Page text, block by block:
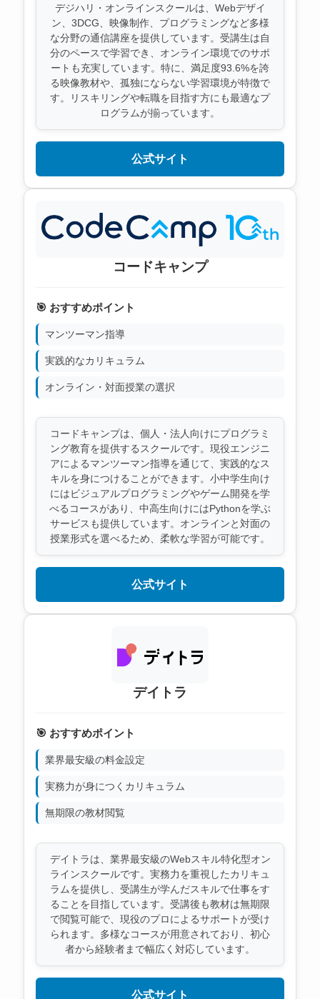
デジハリ・オンラインスクールは、Webデザイ
ン、3DCG、映像制作、プログラミングなど多様
な分野の通信講座を提供しています。受講生は自
分のペースで学習でき、オンライン環境でのサポ
ートも充実しています。特に、満足度93.6%を誇
る映像教材や、孤独にならない学習環境が特徴で
す。リスキリングや転職を目指す方にも最適なプ
ログラムが揃っています。
公式サイト
コードキャンプ
🎯 おすすめポイント
マンツーマン指導
実践的なカリキュラム
オンライン・対面授業の選択
コードキャンプは、個人・法人向けにプログラミ
ング教育を提供するスクールです。現役エンジニ
アによるマンツーマン指導を通じて、実践的なス
キルを身につけることができます。小中学生向け
にはビジュアルプログラミングやゲーム開発を学
べるコースがあり、中高生向けにはPythonを学ぶ
サービスも提供しています。オンラインと対面の
授業形式を選べるため、柔軟な学習が可能です。
公式サイト
デイトラ
🎯 おすすめポイント
業界最安級の料金設定
実務力が身につくカリキュラム
無期限の教材閲覧
デイトラは、業界最安級のWebスキル特化型オン
ラインスクールです。実務力を重視したカリキュ
ラムを提供し、受講生が学んだスキルで仕事をす
ることを目指しています。受講後も教材は無期限
で閲覧可能で、現役のプロによるサポートが受け
られます。多様なコースが用意されており、初心
者から経験者まで幅広く対応しています。
公式サイト